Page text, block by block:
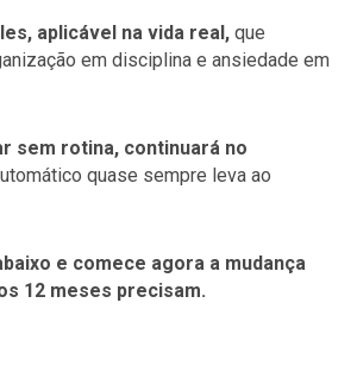
aplicável na vida real, que
em disciplina e ansiedade em
sem rotina, continuará no
quase sempre leva ao
e comece agora a mudança
12 meses precisam.